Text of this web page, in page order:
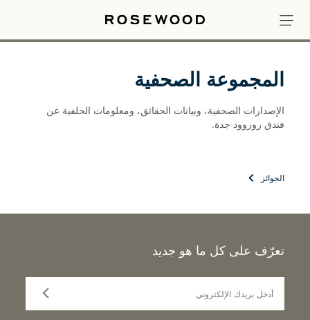
المجموعة الصحفية
الإصدارات الصحفية، وبيانات الحقائق، ومعلومات الخلفية عن
فندق روزوود جدة.
الجوائز
تعرّف على كل ما هو جديد